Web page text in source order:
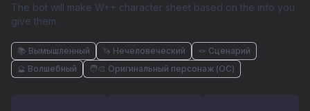
The bot will make W++ character sheet based on the info you
give them.
📚 Вымышленный 🦄 Нечеловеческий
🪢 Сценарий
🔮 Волшебный
🧑‍🎨 Оригинальный персонаж (ОС)